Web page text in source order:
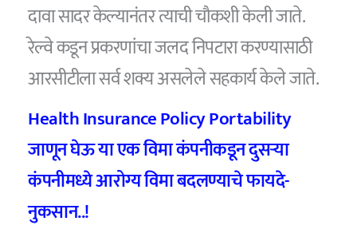
दावा सादर केल्यानंतर त्याची चौकशी केली जाते.
रेल्वे कडून प्रकरणांचा जलद निपटारा करण्यासाठी
आरसीटीला सर्व शक्य असलेले सहकार्य केले जाते.
Health Insurance Policy Portability
जाणून घेऊ या एक विमा कंपनीकडून दुसऱ्या
कंपनीमध्ये आरोग्य विमा बदलण्याचे फायदे-
नुकसान..!